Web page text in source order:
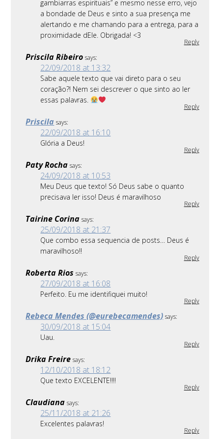
gambiarras espirituais” e mesmo nesse erro, vejo
a bondade de Deus e sinto a sua presença me
alertando e me chamando para a entrega, para a
proximidade dEle. Obrigada! <3
Reply
Priscila Ribeiro says:
22/09/2018 at 13:32
Sabe aquele texto que vai direto para o seu
coração?! Nem sei descrever o que sinto ao ler
essas palavras.
Reply
Priscila says:
22/09/2018 at 16:10
Glória a Deus!
Reply
Paty Rocha says:
24/09/2018 at 10:53
Meu Deus que texto! Só Deus sabe o quanto
precisava ler isso! Deus é maravilhoso
Reply
Tairine Corina says:
25/09/2018 at 21:37
Que combo essa sequencia de posts… Deus é
maravilhoso!!
Reply
Roberta Rios says:
27/09/2018 at 16:08
Perfeito. Eu me identifiquei muito!
Reply
Rebeca Mendes (@eurebecamendes) says:
30/09/2018 at 15:04
Uau.
Reply
Drika Freire says:
12/10/2018 at 18:12
Que texto EXCELENTE!!!!
Reply
Claudiana says:
25/11/2018 at 21:26
Excelentes palavras!
Reply